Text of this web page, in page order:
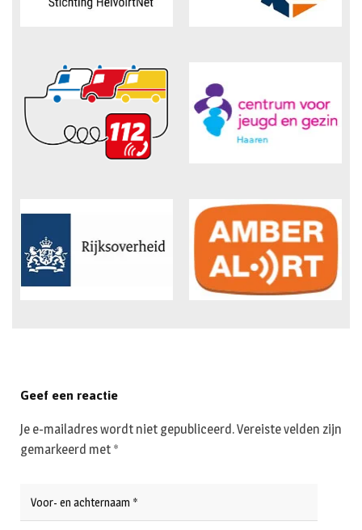
Geef een reactie
Je e-mailadres wordt niet gepubliceerd.Vereiste velden zijn
gemarkeerd met *